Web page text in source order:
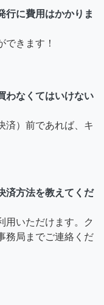
行に費用はかかりま
できます！
わなくてはいけない
済）前であれば、キ
済方法を教えてくだ
用いただけます。ク
務局までご連絡くだ